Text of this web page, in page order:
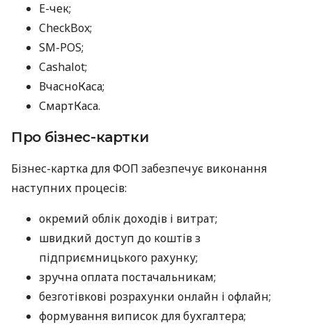
E-чек;
CheckBox;
SM-POS;
Cashalot;
ВчасноКаса;
СмартКаса.
Про бізнес-картки
Бізнес-картка для ФОП забезпечує виконання
наступних процесів:
окремий облік доходів і витрат;
швидкий доступ до коштів з
підприємницького рахунку;
зручна оплата постачальникам;
безготівкові розрахунки онлайн і офлайн;
формування виписок для бухгалтера;